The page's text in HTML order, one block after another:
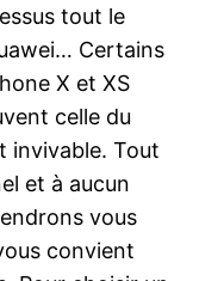
tout le
Certains
X et XS
celle du
invivable. Tout
et à aucun
vous
convient